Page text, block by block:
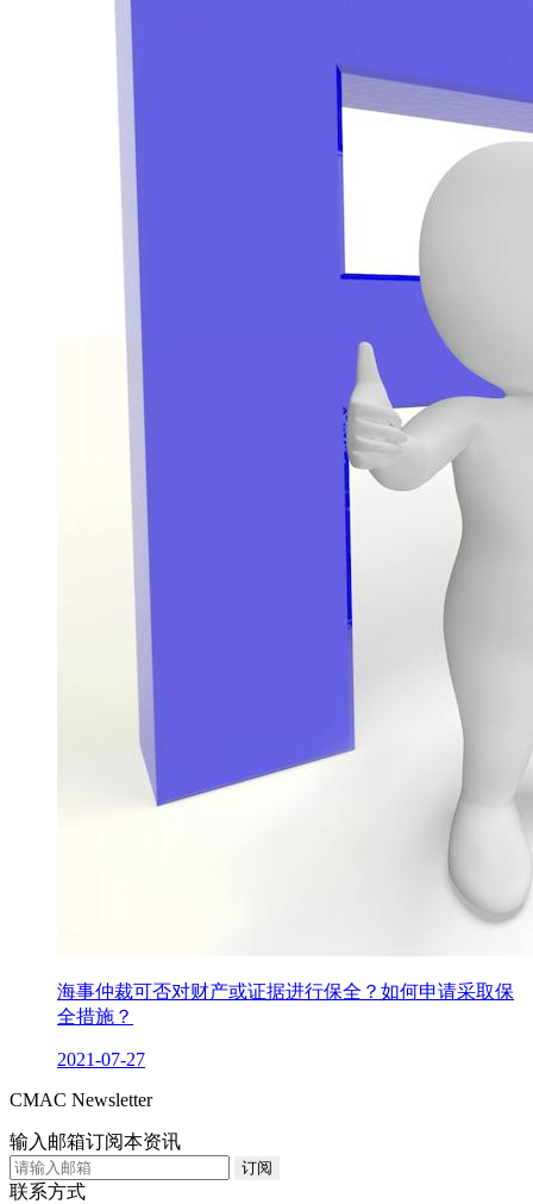
海事仲裁可否对财产或证据进行保全？如何申请采取保
全措施？
2021-07-27
CMAC Newsletter
输入邮箱订阅本资讯
联系方式